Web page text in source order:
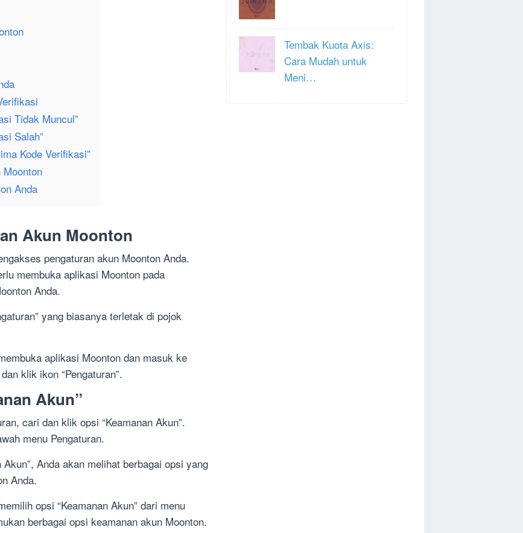
Tidak Muncul”
Salah”
Kode Verifikasi”
Moonton
Anda
Akun Moonton
pengaturan akun Moonton Anda.
membuka aplikasi Moonton pada
Anda.
yang biasanya terletak di pojok
aplikasi Moonton dan masuk ke
klik ikon “Pengaturan”.
Akun”
cari dan klik opsi “Keamanan Akun”.
menu Pengaturan.
Anda akan melihat berbagai opsi yang
Anda.
opsi “Keamanan Akun” dari menu
berbagai opsi keamanan akun Moonton.
Tembak Kuota Axis:
Cara Mudah untuk
Meni…